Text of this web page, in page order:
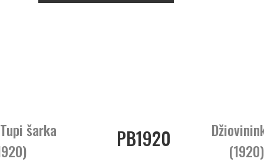
šarka
PB1920